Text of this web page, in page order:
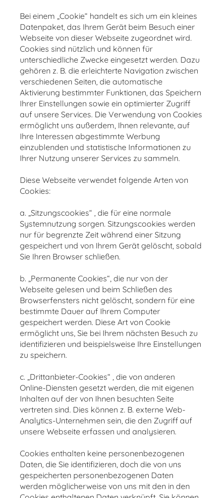
Bei einem „Cookie“ handelt es sich um ein kleines
Datenpaket, das Ihrem Gerät beim Besuch einer
Webseite von dieser Webseite zugeordnet wird.
Cookies sind nützlich und können für
unterschiedliche Zwecke eingesetzt werden. Dazu
gehören z. B. die erleichterte Navigation zwischen
verschiedenen Seiten, die automatische
Aktivierung bestimmter Funktionen, das Speichern
Ihrer Einstellungen sowie ein optimierter Zugriff
auf unsere Services. Die Verwendung von Cookies
ermöglicht uns außerdem, Ihnen relevante, auf
Ihre Interessen abgestimmte Werbung
einzublenden und statistische Informationen zu
Ihrer Nutzung unserer Services zu sammeln.
Diese Webseite verwendet folgende Arten von
Cookies:
a. „Sitzungscookies“ , die für eine normale
Systemnutzung sorgen. Sitzungscookies werden
nur für begrenzte Zeit während einer Sitzung
gespeichert und von Ihrem Gerät gelöscht, sobald
Sie Ihren Browser schließen.
b. „Permanente Cookies“, die nur von der
Webseite gelesen und beim Schließen des
Browserfensters nicht gelöscht, sondern für eine
bestimmte Dauer auf Ihrem Computer
gespeichert werden. Diese Art von Cookie
ermöglicht uns, Sie bei Ihrem nächsten Besuch zu
identifizieren und beispielsweise Ihre Einstellungen
zu speichern.
c. „Drittanbieter-Cookies“ , die von anderen
Online-Diensten gesetzt werden, die mit eigenen
Inhalten auf der von Ihnen besuchten Seite
vertreten sind. Dies können z. B. externe Web-
Analytics-Unternehmen sein, die den Zugriff auf
unsere Webseite erfassen und analysieren.
Cookies enthalten keine personenbezogenen
Daten, die Sie identifizieren, doch die von uns
gespeicherten personenbezogenen Daten
werden möglicherweise von uns mit den in den